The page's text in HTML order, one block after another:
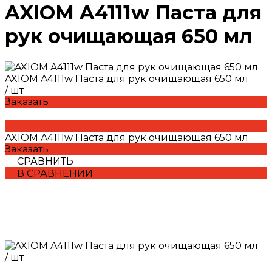
AXIOM A4111w Паста для
рук очищающая 650 мл
AXIOM A4111w Паста для рук очищающая 650 мл
/ шт
Заказать
AXIOM A4111w Паста для рук очищающая 650 мл
Заказать
СРАВНИТЬ
В СРАВНЕНИИ
/ шт